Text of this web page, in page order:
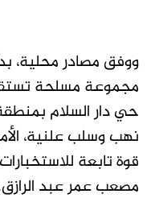
ووفق مصادر محلية،
حي دار السلام
نهب وسلب علنية،
قوة تابعة
مصعب عمر عبد